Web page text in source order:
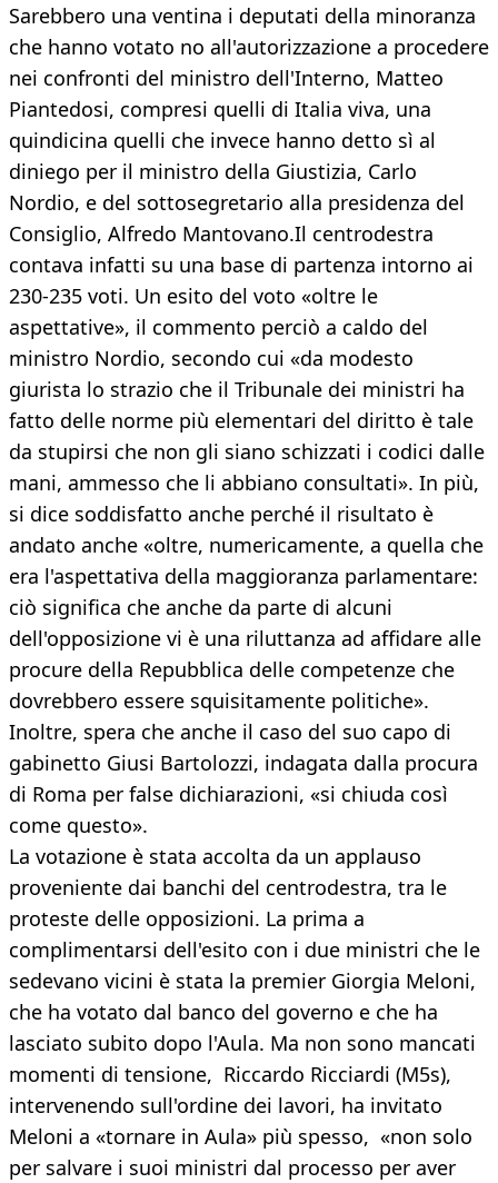
Sarebbero una ventina i deputati della minoranza
che hanno votato no all'autorizzazione a procedere
nei confronti del ministro dell'Interno, Matteo
Piantedosi, compresi quelli di Italia viva, una
quindicina quelli che invece hanno detto sì al
diniego per il ministro della Giustizia, Carlo
Nordio, e del sottosegretario alla presidenza del
Consiglio, Alfredo Mantovano.Il centrodestra
contava infatti su una base di partenza intorno ai
230-235 voti. Un esito del voto «oltre le
aspettative», il commento perciò a caldo del
ministro Nordio, secondo cui «da modesto
giurista lo strazio che il Tribunale dei ministri ha
fatto delle norme più elementari del diritto è tale
da stupirsi che non gli siano schizzati i codici dalle
mani, ammesso che li abbiano consultati». In più,
si dice soddisfatto anche perché il risultato è
andato anche «oltre, numericamente, a quella che
era l'aspettativa della maggioranza parlamentare:
ciò significa che anche da parte di alcuni
dell'opposizione vi è una riluttanza ad affidare alle
procure della Repubblica delle competenze che
dovrebbero essere squisitamente politiche».
Inoltre, spera che anche il caso del suo capo di
gabinetto Giusi Bartolozzi, indagata dalla procura
di Roma per false dichiarazioni, «si chiuda così
come questo».
La votazione è stata accolta da un applauso
proveniente dai banchi del centrodestra, tra le
proteste delle opposizioni. La prima a
complimentarsi dell'esito con i due ministri che le
sedevano vicini è stata la premier Giorgia Meloni,
che ha votato dal banco del governo e che ha
lasciato subito dopo l'Aula. Ma non sono mancati
momenti di tensione, Riccardo Ricciardi (M5s),
intervenendo sull'ordine dei lavori, ha invitato
Meloni a «tornare in Aula» più spesso, «non solo
per salvare i suoi ministri dal processo per aver